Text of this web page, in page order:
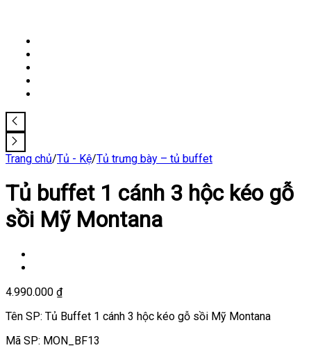
Trang chủ/Tủ - Kệ/Tủ trưng bày – tủ buffet
Tủ buffet 1 cánh 3 hộc kéo gỗ
sồi Mỹ Montana
4.990.000 ₫
Tên SP: Tủ Buffet 1 cánh 3 hộc kéo gỗ sồi Mỹ Montana
Mã SP: MON_BF13